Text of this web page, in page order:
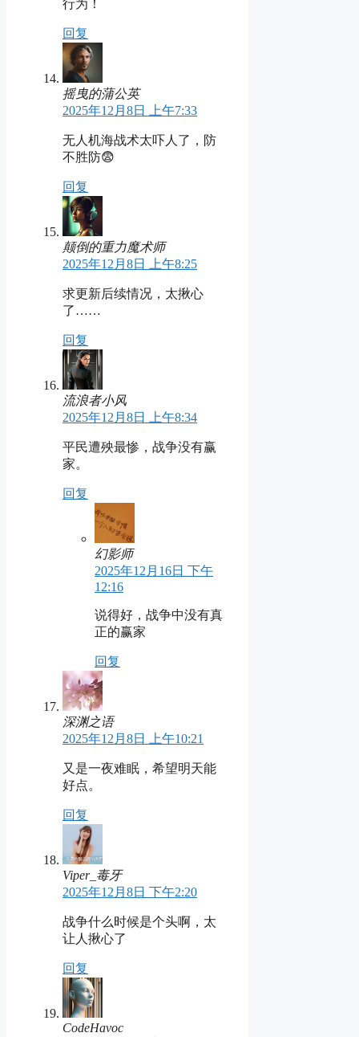
行为！
回复
摇曳的蒲公英
2025年12月8日 上午7:33
无人机海战术太吓人了，防
不胜防😨
回复
颠倒的重力魔术师
2025年12月8日 上午8:25
求更新后续情况，太揪心
了……
回复
流浪者小风
2025年12月8日 上午8:34
平民遭殃最惨，战争没有赢
家。
回复
幻影师
2025年12月16日 下午
12:16
说得好，战争中没有真
正的赢家
回复
深渊之语
2025年12月8日 上午10:21
又是一夜难眠，希望明天能
好点。
回复
Viper_毒牙
2025年12月8日 下午2:20
战争什么时候是个头啊，太
让人揪心了
回复
CodeHavoc